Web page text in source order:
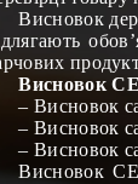
Висновок
Висновок
– Висновок
– Висновок
– Висновок
Висновок